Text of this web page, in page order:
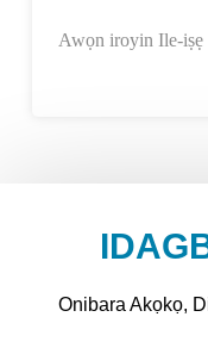
Awọn iroyin Ile-iṣẹ
Onibara Akọkọ,